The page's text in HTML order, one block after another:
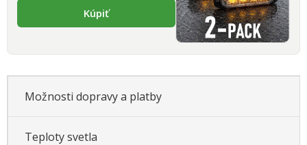
Kúpiť
Možnosti dopravy a platby
Teploty svetla